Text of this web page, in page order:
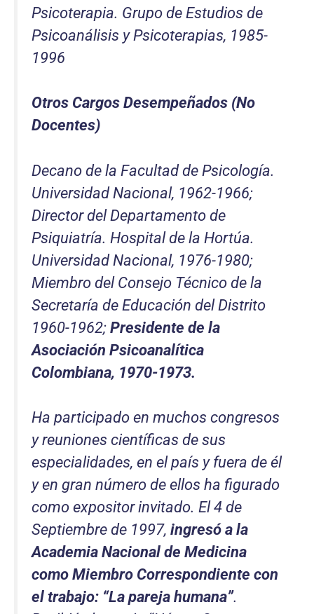
Psicoterapia. Grupo de Estudios de
Psicoanálisis y Psicoterapias, 1985-
1996
Otros Cargos Desempeñados (No
Docentes)
Decano de la Facultad de Psicología.
Universidad Nacional, 1962-1966;
Director del Departamento de
Psiquiatría. Hospital de la Hortúa.
Universidad Nacional, 1976-1980;
Miembro del Consejo Técnico de la
Secretaría de Educación del Distrito
1960-1962; Presidente de la
Asociación Psicoanalítica
Colombiana, 1970-1973.
Ha participado en muchos congresos
y reuniones científicas de sus
especialidades, en el país y fuera de él
y en gran número de ellos ha figurado
como expositor invitado. El 4 de
Septiembre de 1997, ingresó a la
Academia Nacional de Medicina
como Miembro Correspondiente con
el trabajo: “La pareja humana”.